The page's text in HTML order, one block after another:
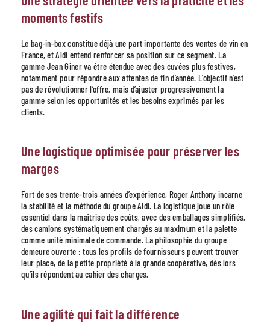
moments festifs
Le bag-in-box constitue déjà une part importante des ventes de vin en
France, et Aldi entend renforcer sa position sur ce segment. La
gamme Jean Giner va être étendue avec des cuvées plus festives,
notamment pour répondre aux attentes de fin d’année. L’objectif n’est
pas de révolutionner l’offre, mais d’ajuster progressivement la
gamme selon les opportunités et les besoins exprimés par les
clients.
Une logistique optimisée pour préserver les
marges
Fort de ses trente-trois années d’expérience, Roger Anthony incarne
la stabilité et la méthode du groupe Aldi. La logistique joue un rôle
essentiel dans la maîtrise des coûts, avec des emballages simplifiés,
des camions systématiquement chargés au maximum et la palette
comme unité minimale de commande. La philosophie du groupe
demeure ouverte : tous les profils de fournisseurs peuvent trouver
leur place, de la petite propriété à la grande coopérative, dès lors
qu’ils répondent au cahier des charges.
Une agilité qui fait la différence